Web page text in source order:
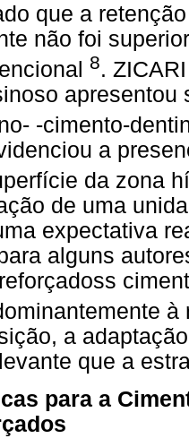
que a
não foi
8.
apresentou
-cimento-
a
da zona
de uma
expectativa
alguns
a
que a
para a